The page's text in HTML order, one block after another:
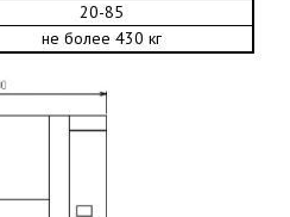
20-85
не более 430 кг